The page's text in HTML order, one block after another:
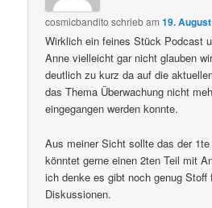
cosmicbandito schriebam19.
Wirklich ein feines Stück Podcast
Anne vielleicht gar nicht glauben
deutlich zu kurz da auf die
das Thema Überwachung nicht
eingegangen werden konnte.
Aus meiner Sicht sollte das der
könntet gerne einen 2ten Teil mit
ich denke es gibt noch genug Stoff
Diskussionen.